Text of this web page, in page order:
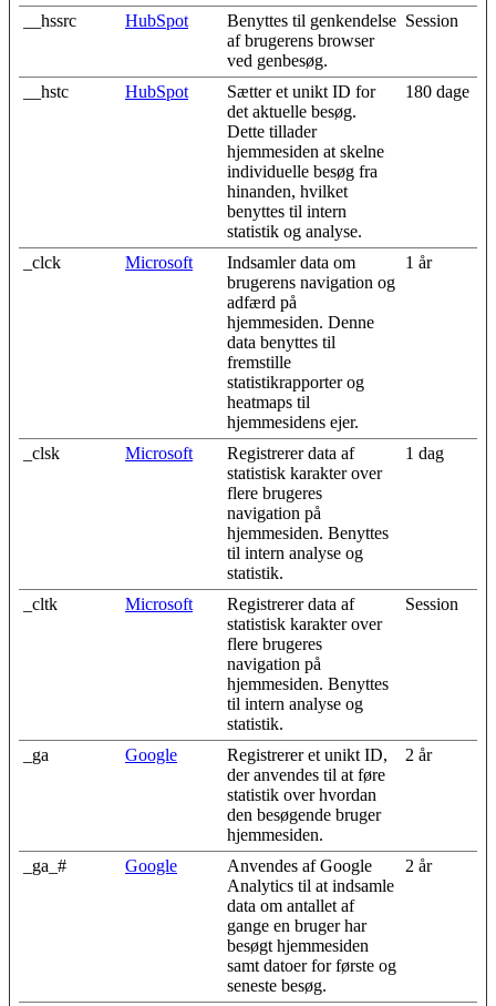
__hssrc HubSpot
Benyttes til genkendelse
af brugerens browser
ved genbesøg.
Session
__hstc HubSpot
Sætter et unikt ID for
det aktuelle besøg.
Dette tillader
hjemmesiden at skelne
individuelle besøg fra
hinanden, hvilket
benyttes til intern
statistik og analyse.
180 dage
_clck Microsoft
Indsamler data om
brugerens navigation og
adfærd på
hjemmesiden. Denne
data benyttes til
fremstille
statistikrapporter og
heatmaps til
hjemmesidens ejer.
1 år
_clsk Microsoft
Registrerer data af
statistisk karakter over
flere brugeres
navigation på
hjemmesiden. Benyttes
til intern analyse og
statistik.
1 dag
_cltk Microsoft
Registrerer data af
statistisk karakter over
flere brugeres
navigation på
hjemmesiden. Benyttes
til intern analyse og
statistik.
Session
_ga Google
Registrerer et unikt ID,
der anvendes til at føre
statistik over hvordan
den besøgende bruger
hjemmesiden.
2 år
_ga_# Google
Anvendes af Google
Analytics til at indsamle
data om antallet af
gange en bruger har
besøgt hjemmesiden
samt datoer for første og
seneste besøg.
2 år